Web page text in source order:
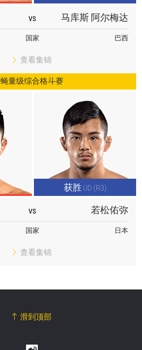
VS 马库斯 阿尔梅达
国家 巴西
查看集锦
蝇量级综合格斗赛
获胜 UD (R3)
VS 若松佑弥
国家 日本
查看集锦
滑到顶部